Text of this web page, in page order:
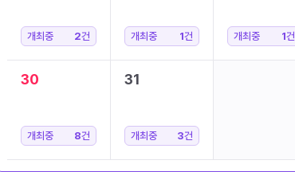
개최중 2건 개최중 1건 개최중 1건
30
개최중 8건
31
개최중 3건